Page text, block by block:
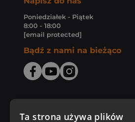
Poniedziałek - Piątek
8:00 - 18:00
[email protected]
Bądź z nami na bieżąco
Ta strona używa plików